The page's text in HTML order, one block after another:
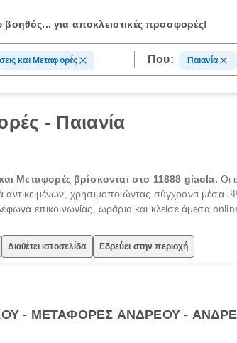
βοηθός...για αποκλειστικές προσφορές!
και Μεταφορές Που: Παιανία
- Παιανία
Μεταφορές βρίσκονται στο 11888 giaola. Οι
αντικειμένων, χρησιμοποιώντας σύγχρονα μέσα.
επικοινωνίας, ωράρια και κλείσε άμεσα
Διαθέτει ιστοσελίδα Εδρεύει στην περιοχή
- ΜΕΤΑΦΟΡΕΣ ΑΝΔΡΕΟΥ -